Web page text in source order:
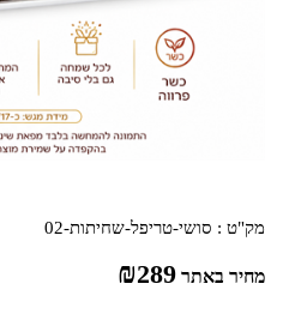
מק"ט : סושי-טריפל-שחיתות-02
מחיר באתר ₪289